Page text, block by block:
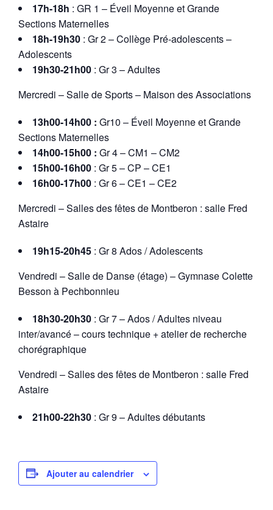
17h-18h : GR 1 – Éveil Moyenne et Grande
Sections Maternelles
18h-19h30 : Gr 2 – Collège Pré-adolescents –
Adolescents
19h30-21h00 : Gr 3 – Adultes
Mercredi – Salle de Sports – Maison des Associations
13h00-14h00 : Gr10 – Éveil Moyenne et Grande
Sections Maternelles
14h00-15h00 : Gr 4 – CM1 – CM2
15h00-16h00 : Gr 5 – CP – CE1
16h00-17h00 : Gr 6 – CE1 – CE2
Mercredi – Salles des fêtes de Montberon : salle Fred
Astaire
19h15-20h45 : Gr 8 Ados / Adolescents
Vendredi – Salle de Danse (étage) – Gymnase Colette
Besson à Pechbonnieu
18h30-20h30 : Gr 7 – Ados / Adultes niveau
inter/avancé – cours technique + atelier de recherche
chorégraphique
Vendredi – Salles des fêtes de Montberon : salle Fred
Astaire
21h00-22h30 : Gr 9 – Adultes débutants
Ajouter au calendrier